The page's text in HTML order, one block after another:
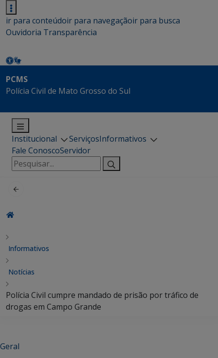
ir para conteúdoir para navegaçãoir para busca
Ouvidoria Transparência
PCMS
Polícia Civil de Mato Grosso do Sul
Institucional ServiçosInformativos
Fale ConoscoServidor
Pesquisar
por:
Informativos
Notícias
Polícia Civil cumpre mandado de prisão por tráfico de
drogas em Campo Grande
Geral